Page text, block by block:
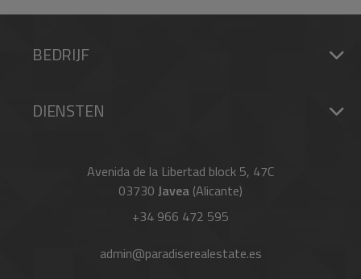
BEDRIJF
DIENSTEN
Avenida de la Libertad block 5, 47C
03730 Javea (Alicante)
+34 966 472 595
admin@paradiserealestate.es